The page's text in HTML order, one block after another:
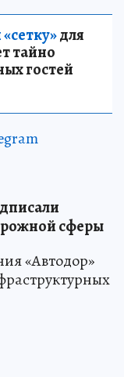
для
тайно
гостей
сферы
«Автодор»